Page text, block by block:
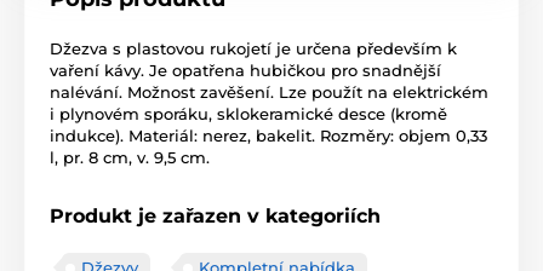
Džezva s plastovou rukojetí je určena především k
vaření kávy. Je opatřena hubičkou pro snadnější
nalévání. Možnost zavěšení. Lze použít na elektrickém
i plynovém sporáku, sklokeramické desce (kromě
indukce). Materiál: nerez, bakelit. Rozměry: objem 0,33
l, pr. 8 cm, v. 9,5 cm.
Produkt je zařazen v kategoriích